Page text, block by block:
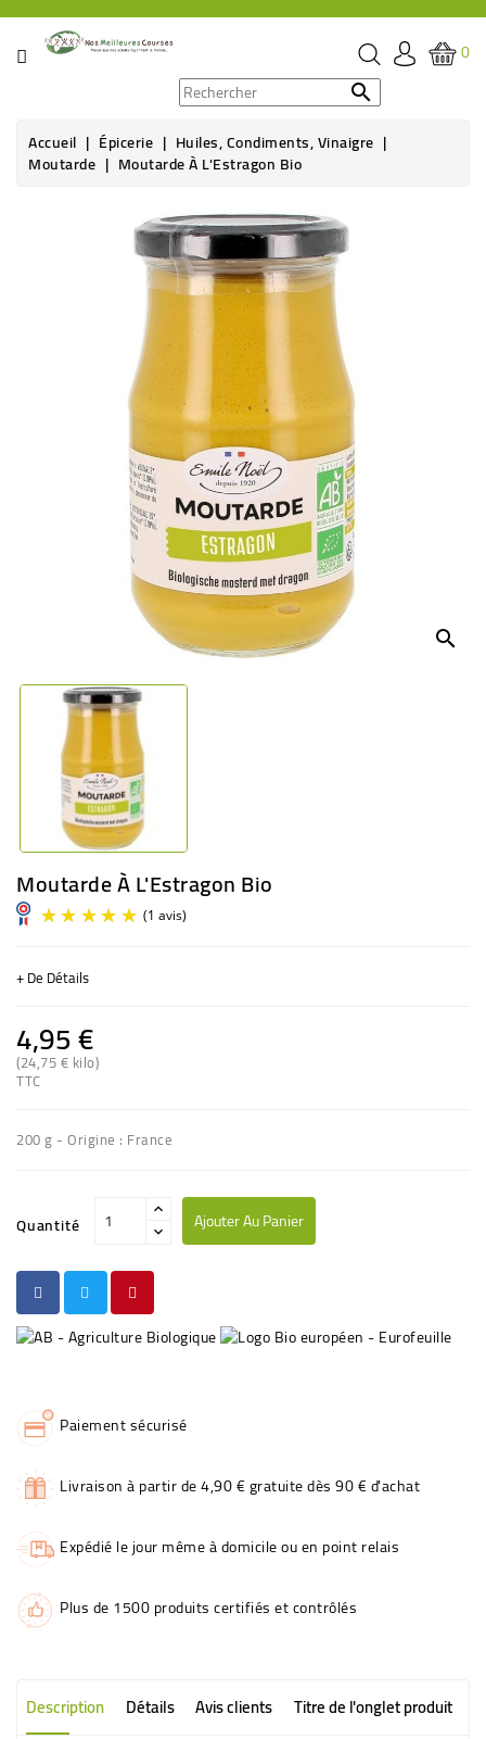
CATÉGORIE
ÉPICERIE
0

Accueil Épicerie Huiles, Condiments, Vinaigre
Moutarde Moutarde À L'Estragon Bio
search
Moutarde À L'Estragon Bio
+ De Détails
4,95 €
(24,75 € kilo)
TTC
200 g - Origine : France
Quantité Ajouter Au Panier
Paiement sécurisé
Livraison à partir de 4,90 € gratuite dès 90 € d'achat
Expédié le jour même à domicile ou en point relais
Plus de 1500 produits certifiés et contrôlés
Description Détails Avis clients Titre de l'onglet produit